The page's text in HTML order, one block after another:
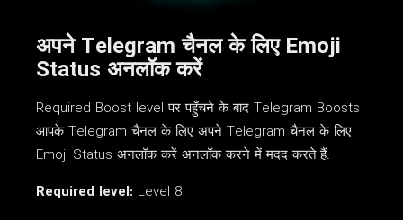
अपने Telegram चैनल के लिए Emoji
Status अनलॉक करें
Required Boost level पर पहुँचने के बाद Telegram Boosts
आपके Telegram चैनल के लिए अपने Telegram चैनल के लिए
Emoji Status अनलॉक करें अनलॉक करने में मदद करते हैं.
Required level: Level 8